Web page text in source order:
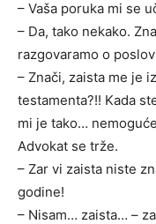
– Vaša poruka mi se
– Da, tako nekako.
razgovaramo o
– Znači, zaista me je
testamenta?!! Kada
mi je tako…
Advokat se trže.
– Zar vi zaista niste
godine!
– Nisam… zaista… –